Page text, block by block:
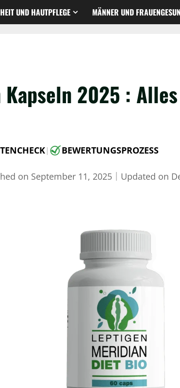
UND HAUTPFLEGE MÄNNER UND
2025 :
| BEWERTUNGSPROZESS
on September 11, 2025｜ Updated on